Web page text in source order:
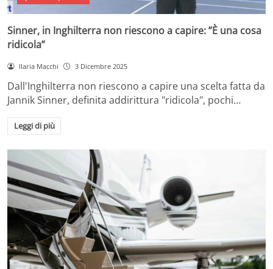
Sinner, in Inghilterra non riescono a capire: ”È una cosa
ridicola”
Ilaria Macchi 3 Dicembre 2025
Dall'Inghilterra non riescono a capire una scelta fatta da
Jannik Sinner, definita addirittura "ridicola", pochi…
Leggi di più